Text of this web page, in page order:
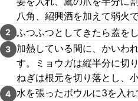
八角、紹興酒を加えて弱火
2 ふつふつとしてきたら蓋を
3
加熱している間に、かいわ
す。ミョウガは縦半分に切
ねぎは根元を切り落とし、
4 水を張ったボウルに3を入